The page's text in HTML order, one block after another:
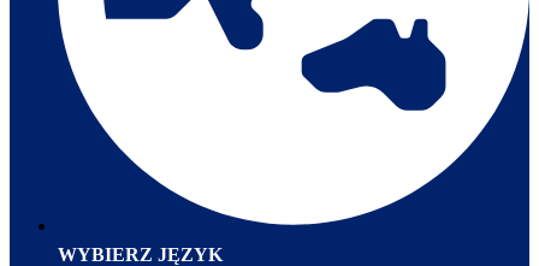
WYBIERZ JĘZYK